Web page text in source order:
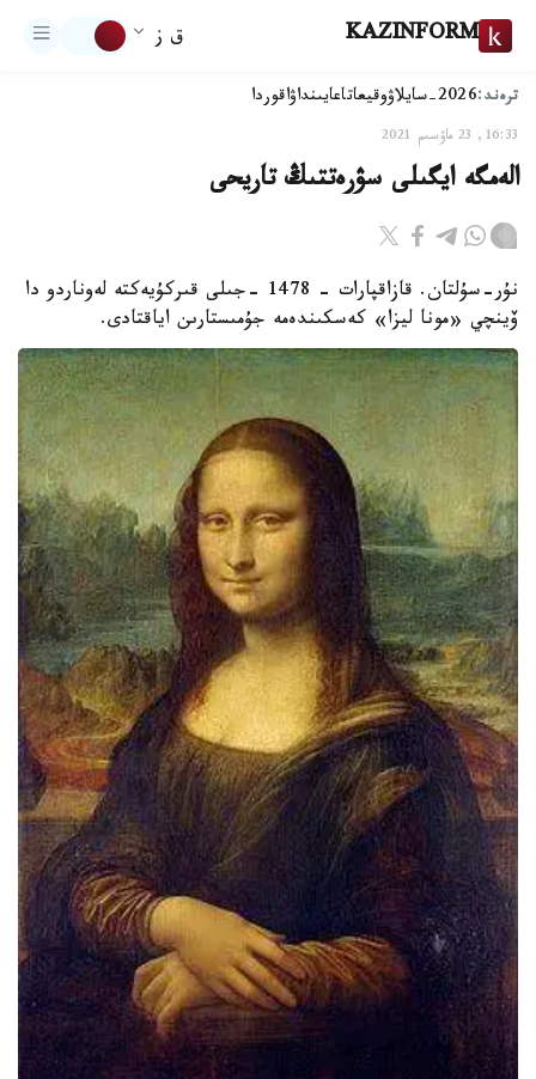
KAZINFORM ق ز
ترەند:2026-سايلاۋ وقيعاتاعايىنداۋاقوردا
16:33, 23 ماۋسىم 2021
الەمگە ايگىلى سۋرەتتىڭ تاريحى
نۇر-سۇلتان. قازاقپارات - 1478 -جىلى قىركۇيەكتە لەوناردو دا
ۆينچي «مونا ليزا» كەسكىندەمە جۇمىستارىن اياقتادى.